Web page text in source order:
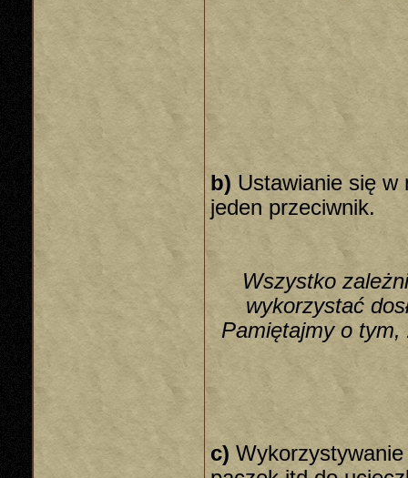
b)Ustawianie się w
jeden przeciwnik.
Wszystko
wykorzystać
Pamiętajmy o
c)